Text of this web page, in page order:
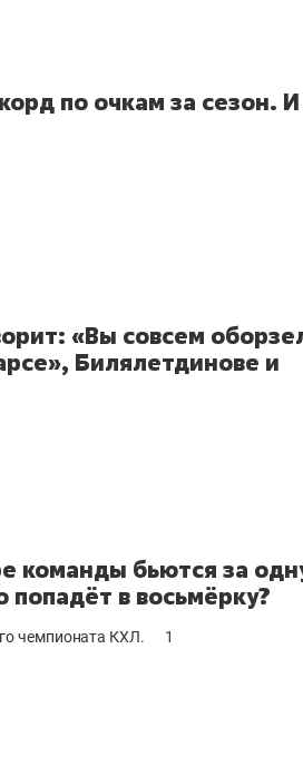
по очкам за сезон.
«Вы совсем
Билялетдинове и
команды бьются за
в восьмёрку?
чемпионата КХЛ. 1